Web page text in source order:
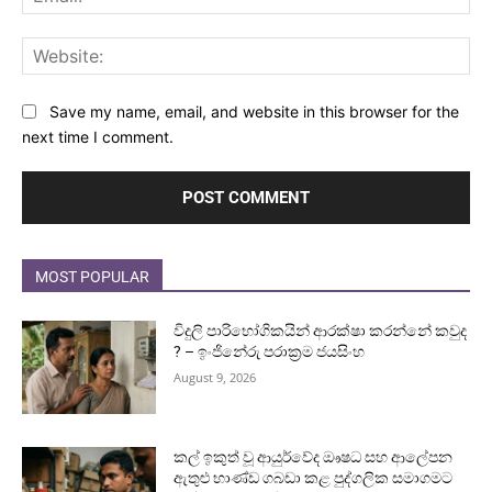
Save my name, email, and website in this browser for the
next time I comment.
MOST POPULAR
විදුලි පාරිභෝගිකයින් ආරක්ෂා කරන්නේ කවුද
? – ඉංජිනේරු පරාක්‍රම ජයසිංහ
August 9, 2026
කල් ඉකුත් වූ ආයුර්වේද ඖෂධ සහ ආලේපන
ඇතුළු භාණ්ඩ ගබඩා කළ පුද්ගලික සමාගමට